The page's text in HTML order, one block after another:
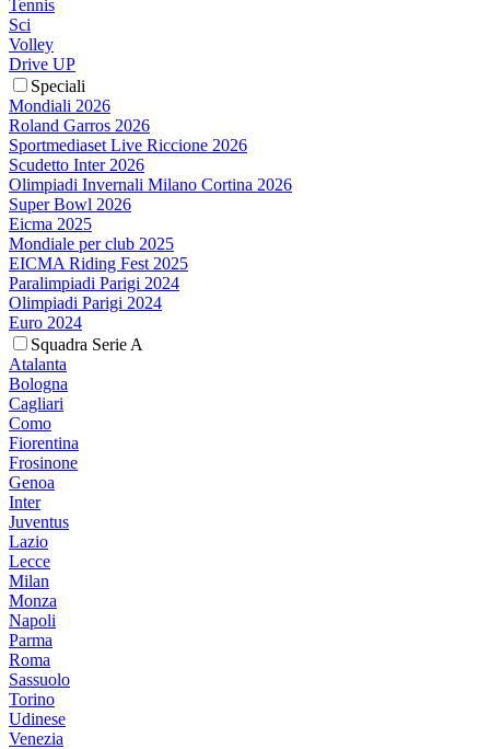
Tennis
Sci
Volley
Drive UP
Speciali
Mondiali 2026
Roland Garros 2026
Sportmediaset Live Riccione 2026
Scudetto Inter 2026
Olimpiadi Invernali Milano Cortina 2026
Super Bowl 2026
Eicma 2025
Mondiale per club 2025
EICMA Riding Fest 2025
Paralimpiadi Parigi 2024
Olimpiadi Parigi 2024
Euro 2024
Squadra Serie A
Atalanta
Bologna
Cagliari
Como
Fiorentina
Frosinone
Genoa
Inter
Juventus
Lazio
Lecce
Milan
Monza
Napoli
Parma
Roma
Sassuolo
Torino
Udinese
Venezia